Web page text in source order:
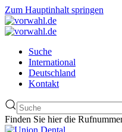
Zum Hauptinhalt springen
Suche
International
Deutschland
Kontakt
Finden Sie hier die